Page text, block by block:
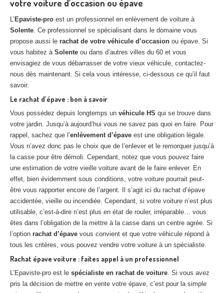
votre voiture d’occasion ou épave
L’ Epaviste-pro est un professionnel en enlèvement de voiture à
Solente. Ce professionnel se spécialisant dans le domaine vous
propose aussi le rachat de votre véhicule d’occasion ou épave. Si
vous habitez à Solente ou dans d’autres villes du 60 et vous
envisagiez de vous débarrasser de votre vieux véhicule, contactez-
nous dès maintenant. Si cela vous intéresse, ci-dessous ce qu’il faut
savoir.
Le rachat d’épave : bon à savoir
Vous possédez depuis longtemps un véhicule HS qui se trouve dans
votre jardin. Jusqu’à aujourd’hui vous ne savez pas quoi en faire. Pour
rappel, sachez que l’enlèvement d’épave est une obligation légale.
Vous n’avez donc pas le choix que de l’enlever et le remorquer jusqu’à
la casse pour être démoli. Cependant, notez que vous pouvez faire
une estimation de votre vieille voiture avant de le faire enlever. En
effet, bien évidemment sous conditions, votre voiture pourrait peut-
être vous rapporter encore de l’argent. Il s’agit ici du rachat d’épave
accidentée, vieille ou incendiée. Cependant, si votre voiture n’est plus
utilisable, c’est-à-dire n’est plus en état de rouler, irréparable… vous
êtes dans l’obligation de la mettre à la casse dans un centre agrée. Si
l’option rachat d’épave vous convient et que votre véhicule répond à
tous les critères, vous pouvez vendre votre voiture à un spécialiste.
Rachat épave voiture : faites appel à un professionnel
L’Epaviste-pro est le spécialiste en rachat de voiture. Si vous avez
pris la décision de mettre en vente votre épave, c’est pour la simple